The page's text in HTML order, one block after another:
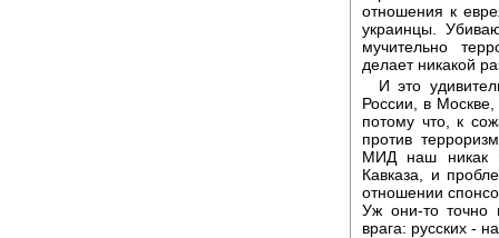
отношения к
украинцы.
мучительно
делает никакой
И это
России, в
потому что, к
против
МИД наш никак
Кавказа, и
отношении
Уж они-то точно
врага: русских -